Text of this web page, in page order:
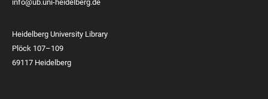
info@ub.uni-heidelberg.de
Heidelberg University Library
Plöck 107–109
69117 Heidelberg